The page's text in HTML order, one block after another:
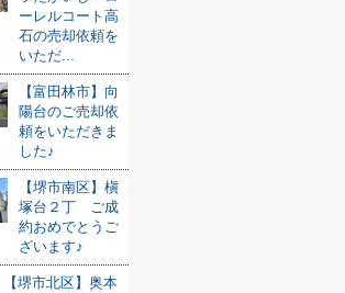
ーレルコート高
石の売却依頼を
いただ...
【富田林市】向
陽台のご売却依
頼をいただきま
した♪
【堺市南区】槇
塚台２丁 ご成
約おめでとうご
ざいます♪
【堺市北区】奥本